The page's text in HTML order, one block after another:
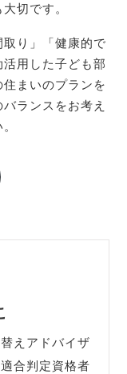
大切です。
り」「健康的で
用した子ども部
まいのプランを
ランスをお考え
えアドバイザ
合判定資格者